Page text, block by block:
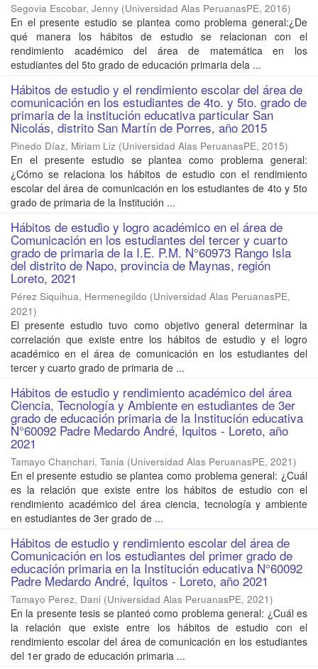
Segovia Escobar, Jenny (Universidad Alas PeruanasPE, 2016)
En el presente estudio se plantea como problema general:¿De
qué manera los hábitos de estudio se relacionan con el
rendimiento académico del área de matemática en los
estudiantes del 5to grado de educación primaria dela ...
Hábitos de estudio y el rendimiento escolar del área de
comunicación en los estudiantes de 4to. y 5to. grado de
primaria de la institución educativa particular San
Nicolás, distrito San Martín de Porres, año 2015
Pinedo Díaz, Miriam Liz (Universidad Alas PeruanasPE, 2015)
En el presente estudio se plantea como problema general:
¿Cómo se relaciona los hábitos de estudio con el rendimiento
escolar del área de comunicación en los estudiantes de 4to y 5to
grado de primaria de la Institución ...
Hábitos de estudio y logro académico en el área de
Comunicación en los estudiantes del tercer y cuarto
grado de primaria de la I.E. P.M. N°60973 Rango Isla
del distrito de Napo, provincia de Maynas, región
Loreto, 2021
Pérez Siquihua, Hermenegildo (Universidad Alas PeruanasPE,
2021)
El presente estudio tuvo como objetivo general determinar la
correlación que existe entre los hábitos de estudio y el logro
académico en el área de comunicación en los estudiantes del
tercer y cuarto grado de primaria de ...
Hábitos de estudio y rendimiento académico del área
Ciencia, Tecnología y Ambiente en estudiantes de 3er
grado de educación primaria de la Institución educativa
N°60092 Padre Medardo André, Iquitos - Loreto, año
2021
Tamayo Chanchari, Tania (Universidad Alas PeruanasPE, 2021)
En el presente estudio se plantea como problema general: ¿Cuál
es la relación que existe entre los hábitos de estudio con el
rendimiento académico del área ciencia, tecnología y ambiente
en estudiantes de 3er grado de ...
Hábitos de estudio y rendimiento escolar del área de
Comunicación en los estudiantes del primer grado de
educación primaria en la Institución educativa N°60092
Padre Medardo André, Iquitos - Loreto, año 2021
Tamayo Perez, Dani (Universidad Alas PeruanasPE, 2021)
En la presente tesis se planteó como problema general: ¿Cuál es
la relación que existe entre los hábitos de estudio con el
rendimiento escolar del área de comunicación en los estudiantes
del 1er grado de educación primaria ...